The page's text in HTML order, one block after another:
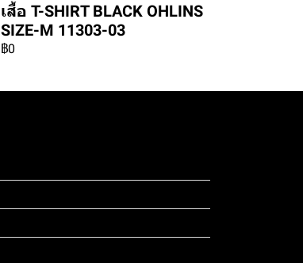
เสื้อ T-SHIRT BLACK OHLINS
SIZE-M 11303-03
฿0